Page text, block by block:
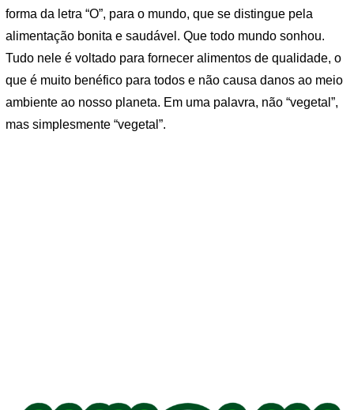
forma da letra “O”, para o mundo, que se distingue pela
alimentação bonita e saudável. Que todo mundo sonhou.
Tudo nele é voltado para fornecer alimentos de qualidade, o
que é muito benéfico para todos e não causa danos ao meio
ambiente ao nosso planeta. Em uma palavra, não “vegetal”,
mas simplesmente “vegetal”.